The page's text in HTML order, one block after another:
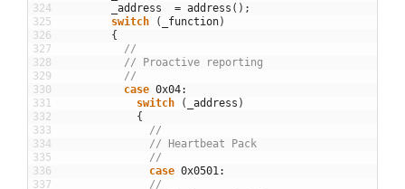
324
325
326
327
328
329
330
331
332
333
334
335
336
337
_address
= address ( ) ;
switch
( _function)
{
//
// Proactive reporting
//
case 0x04:
switch
( _address )
{
//
// Heartbeat Pack
//
case 0x0501:
//